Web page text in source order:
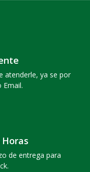
atenderle, ya se por
de entrega para